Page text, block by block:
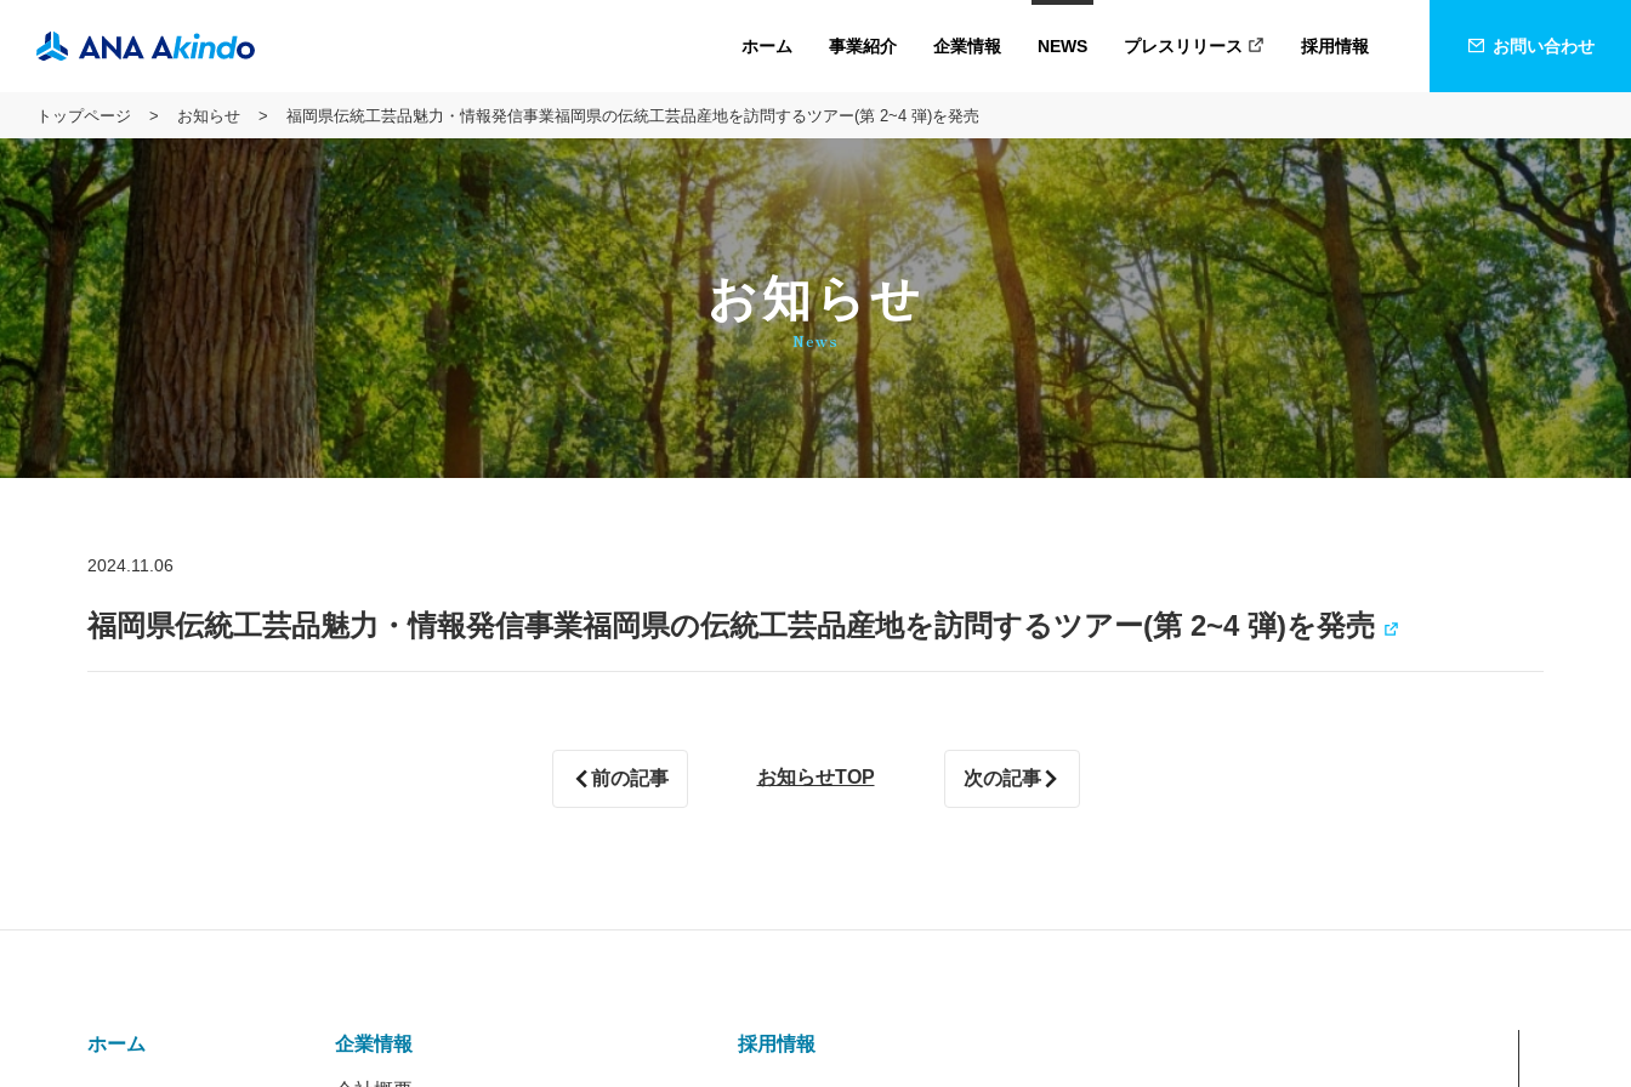
ホーム 事業紹介 企業情報 NEWS プレスリリース 採用情報 お問い合わせ
トップページ お知らせ 福岡県伝統工芸品魅力・情報発信事業福岡県の伝統工芸品産地を訪問するツアー(第 2~4 弾)を発売
お知らせ
News
2024.11.06
福岡県伝統工芸品魅力・情報発信事業福岡県の伝統工芸品産地を訪問するツアー(第 2~4 弾)を発売
前の記事 お知らせTOP 次の記事
ホーム 企業情報 採用情報